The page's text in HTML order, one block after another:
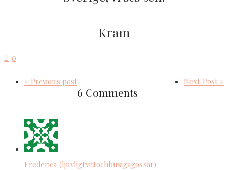
Kram
0
« Previous post Next Post »
6 Comments
Frederica (ljuvligtvittochbusigagossar)